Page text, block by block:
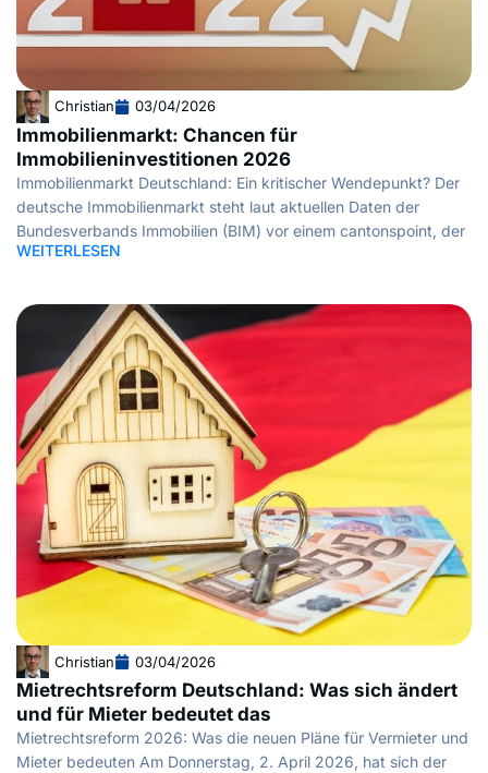
Christian 03/04/2026
Immobilienmarkt: Chancen für
Immobilieninvestitionen 2026
Immobilienmarkt Deutschland: Ein kritischer Wendepunkt? Der
deutsche Immobilienmarkt steht laut aktuellen Daten der
Bundesverbands Immobilien (BIM) vor einem cantonspoint, der
WEITERLESEN
Christian 03/04/2026
Mietrechtsreform Deutschland: Was sich ändert
und für Mieter bedeutet das
Mietrechtsreform 2026: Was die neuen Pläne für Vermieter und
Mieter bedeuten Am Donnerstag, 2. April 2026, hat sich der